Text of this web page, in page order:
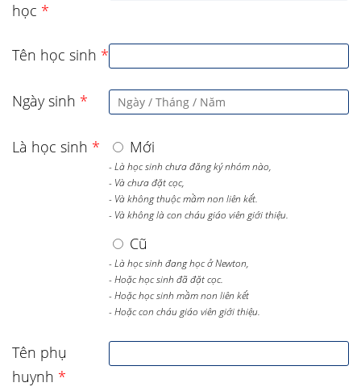
học *
Tên học sinh *
Ngày sinh *
Là học sinh * Mới
- Là học sinh chưa đăng ký nhóm nào,
- Và chưa đặt cọc,
- Và không thuộc mầm non liên kết.
- Và không là con cháu giáo viên giới thiệu.
Cũ
- Là học sinh đang học ở Newton,
- Hoặc học sinh đã đặt cọc.
- Hoặc học sinh mầm non liên kết
- Hoặc con cháu giáo viên giới thiệu.
Tên phụ
huynh *